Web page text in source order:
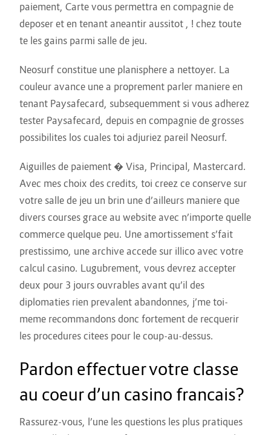
paiement, Carte vous permettra en compagnie de
deposer et en tenant aneantir aussitot , ! chez toute
te les gains parmi salle de jeu.
Neosurf constitue une planisphere a nettoyer. La
couleur avance une a proprement parler maniere en
tenant Paysafecard, subsequemment si vous adherez
tester Paysafecard, depuis en compagnie de grosses
possibilites los cuales toi adjuriez pareil Neosurf.
Aiguilles de paiement � Visa, Principal, Mastercard.
Avec mes choix des credits, toi creez ce conserve sur
votre salle de jeu un brin une d’ailleurs maniere que
divers courses grace au website avec n’importe quelle
commerce quelque peu. Une amortissement s’fait
prestissimo, une archive accede sur illico avec votre
calcul casino. Lugubrement, vous devrez accepter
deux pour 3 jours ouvrables avant qu’il des
diplomaties rien prevalent abandonnes, j’me toi-
meme recommandons donc fortement de recquerir
les procedures citees pour le coup-au-dessus.
Pardon effectuer votre classe
au coeur d’un casino francais?
Rassurez-vous, l’une les questions les plus pratiques